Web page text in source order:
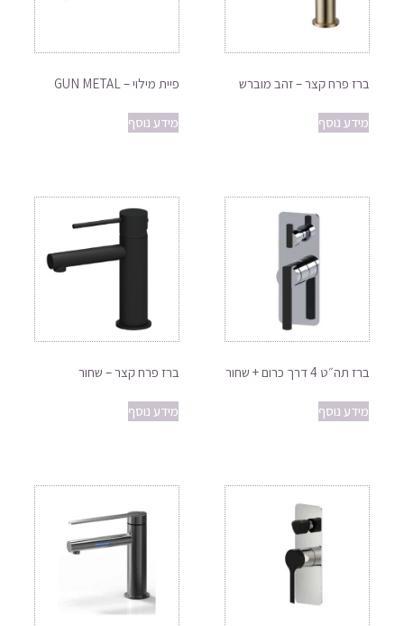
ברז פרח קצר – זהב מוברש
מידע נוסף
פיית מילוי – GUN METAL
מידע נוסף
ברז תה״ט 4 דרך כרום + שחור
מידע נוסף
ברז פרח קצר – שחור
מידע נוסף